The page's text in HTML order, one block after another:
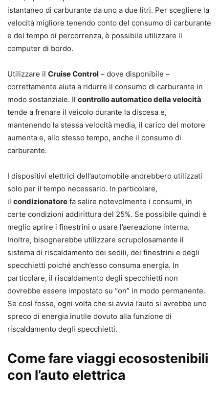
istantaneo di carburante da uno a due litri. Per scegliere la
velocità migliore tenendo conto del consumo di carburante
e del tempo di percorrenza, è possibile utilizzare il
computer di bordo.
Utilizzare il Cruise Control – dove disponibile –
correttamente aiuta a ridurre il consumo di carburante in
modo sostanziale. Il controllo automatico della velocità
tende a frenare il veicolo durante la discesa e,
mantenendo la stessa velocità media, il carico del motore
aumenta e, allo stesso tempo, anche il consumo di
carburante.
I dispositivi elettrici dell’automobile andrebbero utilizzati
solo per il tempo necessario. In particolare,
il condizionatore fa salire notevolmente i consumi, in
certe condizioni addirittura del 25%. Se possibile quindi è
meglio aprire i finestrini o usare l’aereazione interna.
Inoltre, bisognerebbe utilizzare scrupolosamente il
sistema di riscaldamento dei sedili, dei finestrini e degli
specchietti poiché anch’esso consuma energia. In
particolare, il riscaldamento degli specchietti non
dovrebbe essere impostato su “on” in modo permanente.
Se così fosse, ogni volta che si avvia l’auto si avrebbe uno
spreco di energia inutile dovuto alla funzione di
riscaldamento degli specchietti.
Come fare viaggi ecosostenibili
con l’auto elettrica